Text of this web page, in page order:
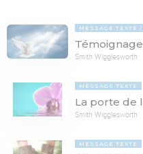
MESSAGE TEXTE
Smith Wigglesworth
MESSAGE TEXTE
La porte de
Smith Wigglesworth
MESSAGE TEXTE